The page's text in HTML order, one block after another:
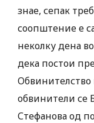
знае, сепак
соопштение е
неколку дена
дека постои
Обвинителство
обвинители се
Стефанова од